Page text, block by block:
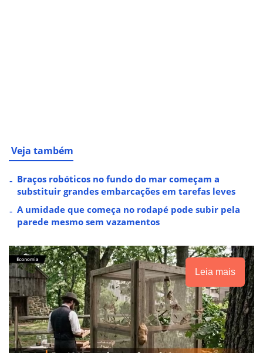
Veja também
Braços robóticos no fundo do mar começam a
substituir grandes embarcações em tarefas leves
A umidade que começa no rodapé pode subir pela
parede mesmo sem vazamentos
Leia mais